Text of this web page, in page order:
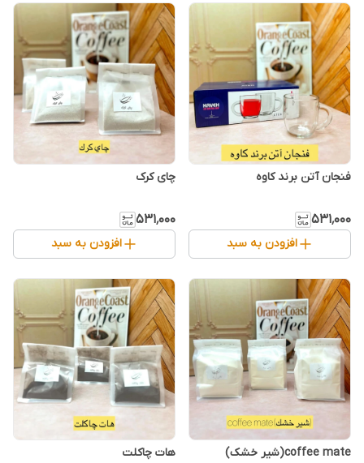
فنجان آتن برند کاوه
۵۳۱٬۰۰۰
افزودن به سبد
چای کرک
۵۳۱٬۰۰۰
افزودن به سبد
coffee mate(شیر خشک) هات چاکلت